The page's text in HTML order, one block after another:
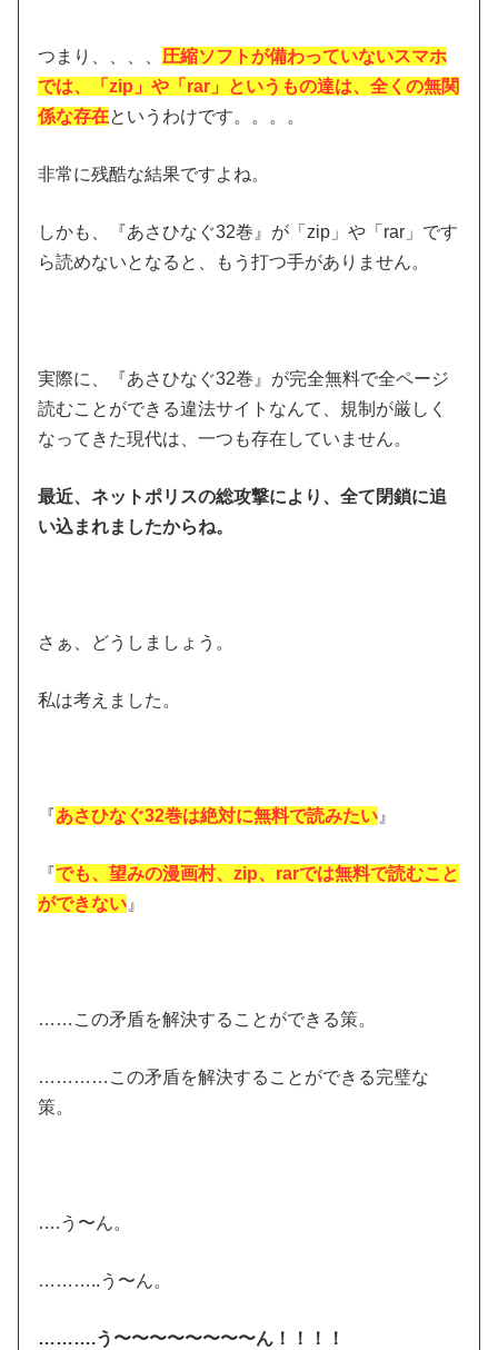
つまり、、、、 圧縮ソフトが備わっていないスマホ
では、「zip」や「rar」というもの達は、全くの無関
係な存在というわけです。。。。
非常に残酷な結果ですよね。
しかも、『あさひなぐ32巻』が「zip」や「rar」です
ら読めないとなると、もう打つ手がありません。
実際に、『あさひなぐ32巻』が完全無料で全ページ
読むことができる違法サイトなんて、規制が厳しく
なってきた現代は、一つも存在していません。
最近、ネットポリスの総攻撃により、全て閉鎖に追
い込まれましたからね。
さぁ、どうしましょう。
私は考えました。
『あさひなぐ32巻は絶対に無料で読みたい 』
『でも、望みの漫画村、zip、rarでは無料で読むこと
ができない 』
……この矛盾を解決することができる策。
…………この矛盾を解決することができる完璧な
策。
….う〜ん。
………..う〜ん。
……….う〜〜〜〜〜〜〜〜ん！！！！